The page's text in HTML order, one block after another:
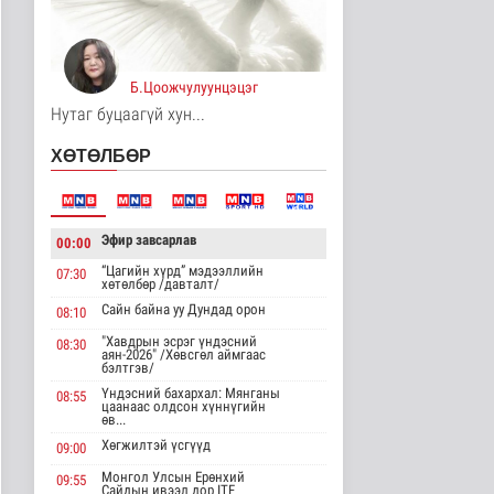
Нийслэлийн иргэдийн
Төлөөлөгчдийн Хурлын
Нийгэм
анхааруулж байна
Байгаль орчин
байгууллагын 102
тусгай дугаарт гэмт ..
Нийгэм
17 цаг 20 минутын өмнө
Үндэсний спортын
зуны VIII наадам
амжилттай зохи..
18 цаг 44 минутын өмнө
Б.Цоожчулуунцэцэг
Нутаг буцаагүй хун...
ХӨТӨЛБӨР
00:00 Эфир завсарлав
07:30
“Цагийн хүрд” мэдээллийн
хөтөлбөр /давталт/
08:10
Сайн байна уу Дундад орон
08:30
"Хавдрын эсрэг үндэсний
аян-2026" /Хөвсгөл аймгаас
бэлтгэв/
08:55
Үндэсний бахархал: Мянганы
цаанаас олдсон хүннүгийн
өв...
09:00
Хөгжилтэй үсгүүд
09:55
Монгол Улсын Ерөнхий
Сайдын ивээл дор ITF